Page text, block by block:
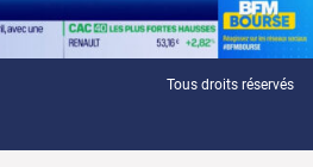
Tous droits réservés